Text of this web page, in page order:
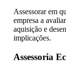
Assessorar em
empresa a
aquisição e
implicações.
Assessoria